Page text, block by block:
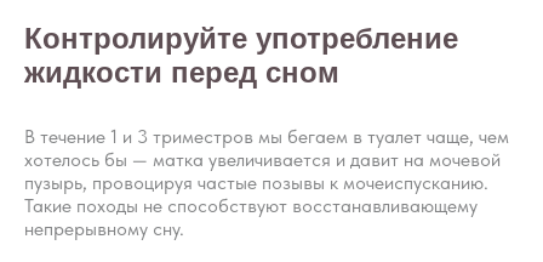
Контролируйте употребление
жидкости перед сном
В течение 1 и 3 триместров мы бегаем в туалет чаще, чем
хотелось бы — матка увеличивается и давит на мочевой
пузырь, провоцируя частые позывы к мочеиспусканию.
Такие походы не способствуют восстанавливающему
непрерывному сну.